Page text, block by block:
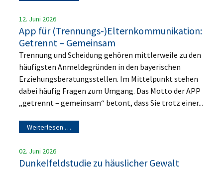
12. Juni 2026
App für (Trennungs-)Elternkommunikation:
Getrennt – Gemeinsam
Trennung und Scheidung gehören mittlerweile zu den
häufigsten Anmeldegründen in den bayerischen
Erziehungsberatungsstellen. Im Mittelpunkt stehen
dabei häufig Fragen zum Umgang. Das Motto der APP
„getrennt – gemeinsam“ betont, dass Sie trotz einer...
Weiterlesen …
02. Juni 2026
Dunkelfeldstudie zu häuslicher Gewalt